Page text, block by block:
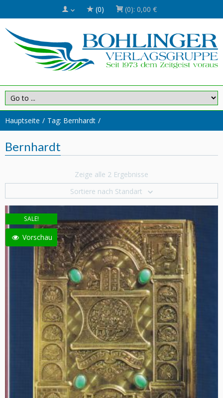
(0) (0): 0,00 €
Hauptseite Tag: Bernhardt
Bernhardt
Zeige alle 2 Ergebnisse
Sortiere nach Standart
SALE!
Vorschau